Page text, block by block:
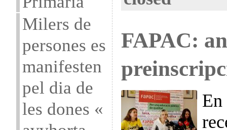
Milers de
persones es
manifesten
pel dia de
les dones «
FAPAC:
En